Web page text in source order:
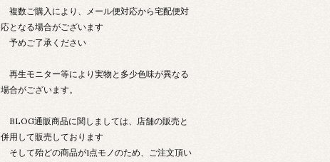
複数ご購入により、メール便対応から宅配便対
応となる場合がございます
予めご了承ください
再生モニター等により実物と多少色味が異なる
場合がございます。
BLOG通販商品に関しましては、店舗の販売と
併用して販売しております
そして殆どの商品が1点モノのため、ご注文頂い